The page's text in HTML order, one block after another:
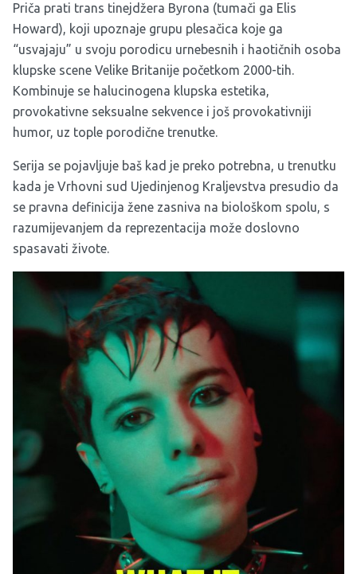
Priča prati trans tinejdžera Byrona (tumači ga Elis
Howard), koji upoznaje grupu plesačica koje ga
“usvajaju” u svoju porodicu urnebesnih i haotičnih osoba
klupske scene Velike Britanije početkom 2000-tih.
Kombinuje se halucinogena klupska estetika,
provokativne seksualne sekvence i još provokativniji
humor, uz tople porodične trenutke.
Serija se pojavljuje baš kad je preko potrebna, u trenutku
kada je Vrhovni sud Ujedinjenog Kraljevstva presudio da
se pravna definicija žene zasniva na biološkom spolu, s
razumijevanjem da reprezentacija može doslovno
spasavati živote.